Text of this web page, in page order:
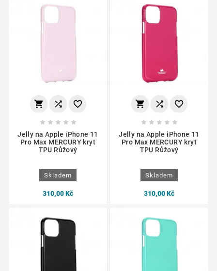
  
    
Jelly na Apple iPhone 11
Pro Max MERCURY kryt
TPU Růžový
Skladem
310,00 Kč
  
    
Jelly na Apple iPhone 11
Pro Max MERCURY kryt
TPU Růžový
Skladem
310,00 Kč